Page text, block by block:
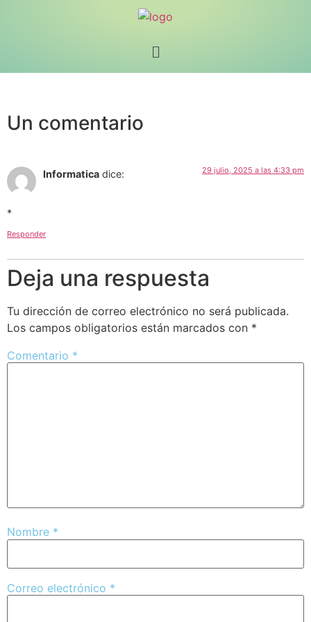
Un comentario
Informatica dice: 29 julio, 2025 a las 4:33 pm
*
Responder
Deja una respuesta
Tu dirección de correo electrónico no será publicada.
Los campos obligatorios están marcados con *
Comentario *
Nombre *
Correo electrónico *